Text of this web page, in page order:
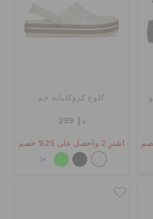
كلوغ كروكاباند جم
د.إ. 299
اشترِ 2 واحصل على 25% خصم
+1